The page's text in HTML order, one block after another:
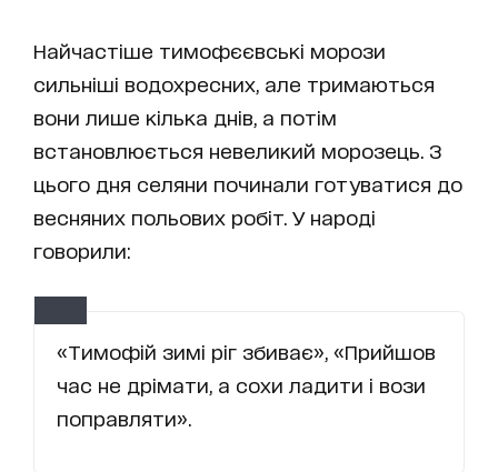
Найчастіше тимофєєвські морози
сильніші водохресних, але тримаються
вони лише кілька днів, а потім
встановлюється невеликий морозець. З
цього дня селяни починали готуватися до
весняних польових робіт. У народі
говорили:
«Тимофій зимі ріг збиває», «Прийшов
час не дрімати, а сохи ладити і вози
поправляти».